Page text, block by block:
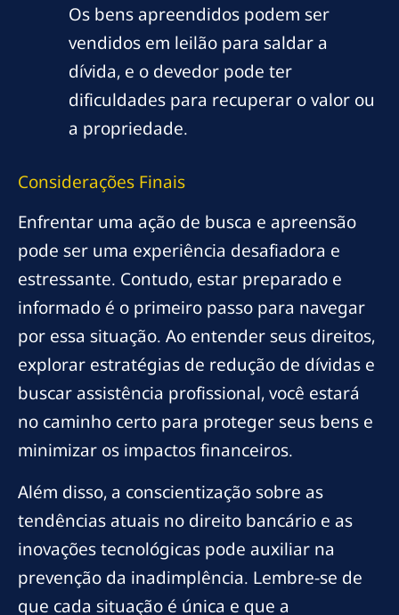
Os bens apreendidos podem ser
vendidos em leilão para saldar a
dívida, e o devedor pode ter
dificuldades para recuperar o valor ou
a propriedade.
Considerações Finais
Enfrentar uma ação de busca e apreensão
pode ser uma experiência desafiadora e
estressante. Contudo, estar preparado e
informado é o primeiro passo para navegar
por essa situação. Ao entender seus direitos,
explorar estratégias de redução de dívidas e
buscar assistência profissional, você estará
no caminho certo para proteger seus bens e
minimizar os impactos financeiros.
Além disso, a conscientização sobre as
tendências atuais no direito bancário e as
inovações tecnológicas pode auxiliar na
prevenção da inadimplência. Lembre-se de
que cada situação é única e que a